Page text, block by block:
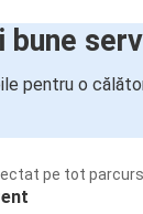
bune
pentru o
pe tot